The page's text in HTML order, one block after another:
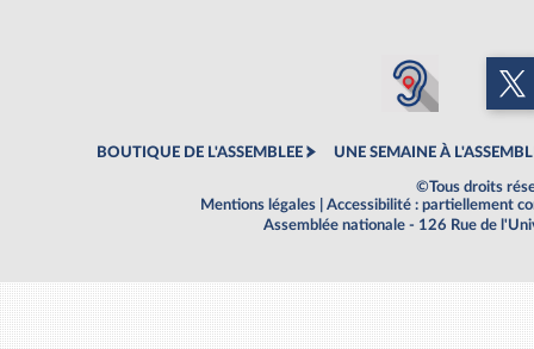
BOUTIQUE DE L'ASSEMBLEE UNE SEMAINE À
©Tous droits
Mentions légales
Accessibilité : partiellement
Assemblée nationale - 126 Rue de